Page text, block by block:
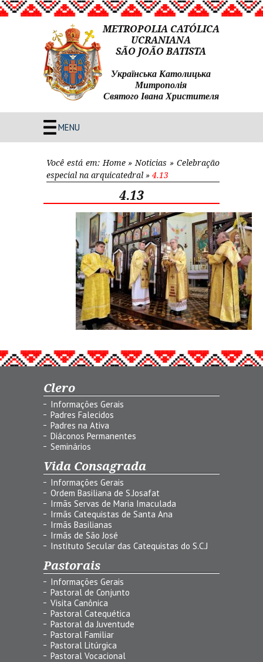
METROPOLIA CATÓLICA
UCRANIANA
SÃO JOÃO BATISTA
Українська Католицька
Митрополія
Святого Івана Христителя
MENU
Você está em: Home» Noticias »Celebração
especial na arquicatedral » 4.13
4.13
Clero
Informações Gerais
Padres Falecidos
Padres na Ativa
Diáconos Permanentes
Seminários
Vida Consagrada
Informações Gerais
Ordem Basiliana de S.Josafat
Irmãs Servas de Maria Imaculada
Irmãs Catequistas de Santa Ana
Irmãs Basilianas
Irmãs de São José
Instituto Secular das Catequistas do S.C.J
Pastorais
Informações Gerais
Pastoral de Conjunto
Visita Canônica
Pastoral Catequética
Pastoral da Juventude
Pastoral Familiar
Pastoral Litúrgica
Pastoral Vocacional